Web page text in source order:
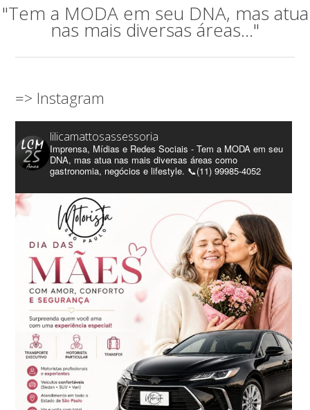
"Tem a MODA em seu DNA, mas atua
nas mais diversas áreas..."
=> Instagram
lilicamattosassessoria
Imprensa, Mídias e Redes Sociais - Tem a MODA em seu
DNA, mas atua nas mais diversas áreas como
gastronomia, negócios e lifestyle. 📞(11) 99985-4052